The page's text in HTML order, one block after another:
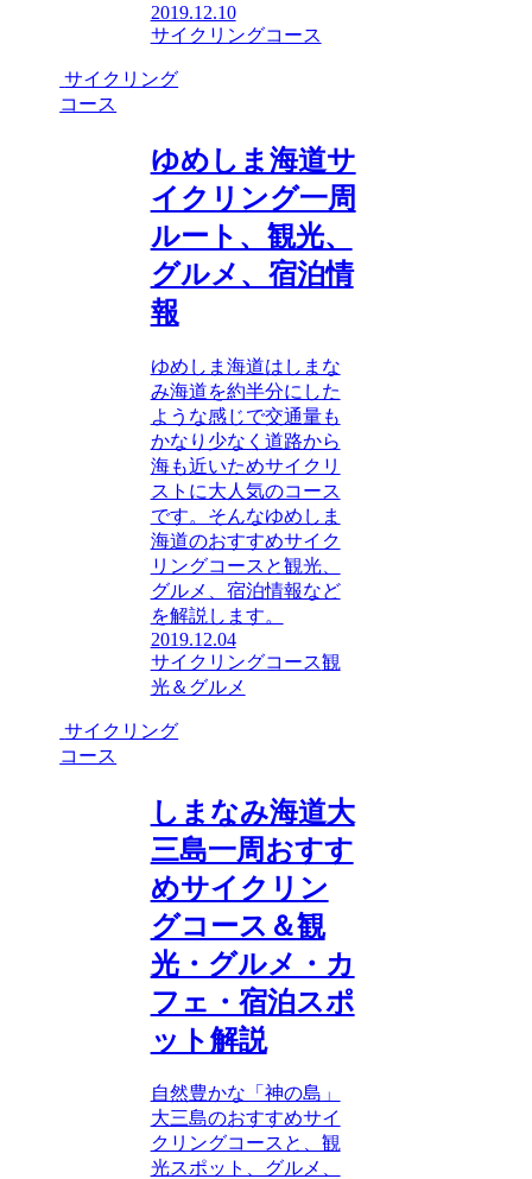
2019.12.10
サイクリングコース
サイクリング
コース
ゆめしま海道サ
イクリング一周
ルート、観光、
グルメ、宿泊情
報
ゆめしま海道はしまな
み海道を約半分にした
ような感じで交通量も
かなり少なく道路から
海も近いためサイクリ
ストに大人気のコース
です。そんなゆめしま
海道のおすすめサイク
リングコースと観光、
グルメ、宿泊情報など
を解説します。
2019.12.04
サイクリングコース観
光＆グルメ
サイクリング
コース
しまなみ海道大
三島一周おすす
めサイクリン
グコース＆観
光・グルメ・カ
フェ・宿泊スポ
ット解説
自然豊かな「神の島」
大三島のおすすめサイ
クリングコースと、観
光スポット、グルメ、